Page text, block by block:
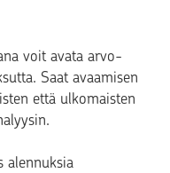
voit avata arvo-
Saat avaamisen
että ulkomaisten
alennuksia